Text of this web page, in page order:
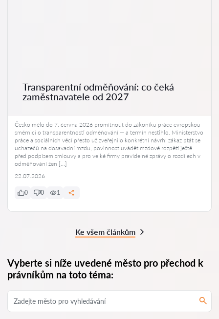
Transparentní odměňování: co čeká
zaměstnavatele od 2027
Česko mělo do 7. června 2026 promítnout do zákoníku práce evropskou
směrnici o transparentnosti odměňování — a termín nestihlo. Ministerstvo
práce a sociálních věcí přesto už zveřejnilo konkrétní návrh: zákaz ptát se
uchazečů na dosavadní mzdu, povinnost uvádět mzdové rozpětí ještě
před podpisem smlouvy a pro velké firmy pravidelné zprávy o rozdílech v
odměňování žen […]
22.07.2026
0 0 1
Ke všem článkům
Vyberte si níže uvedené město pro přechod k
právníkům na toto téma: